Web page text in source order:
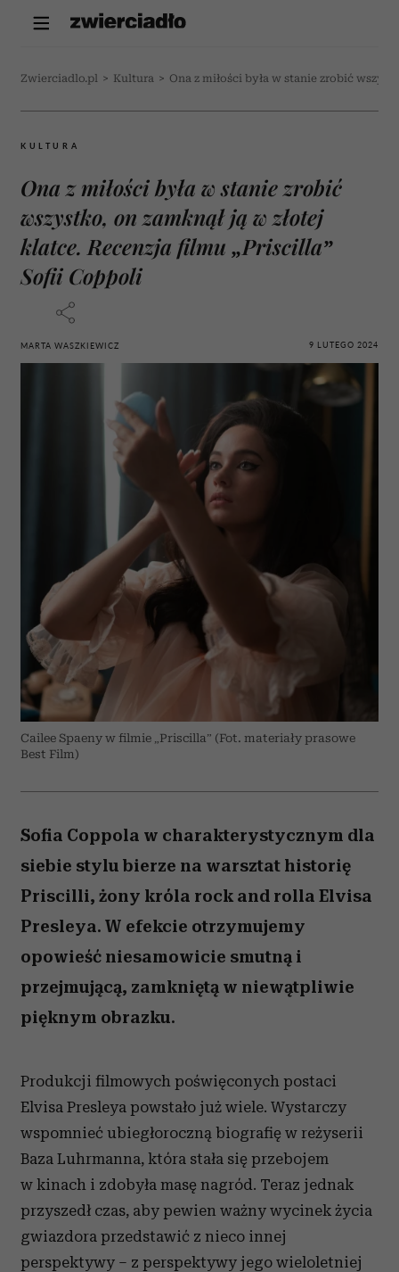
Zwierciadlo.pl > Kultura > Ona z miłości była w stanie zrobić
KULTURA
Ona z miłości była w stanie zrobić
wszystko, on zamknął ją w złotej
klatce. Recenzja filmu „Priscilla”
Sofii Coppoli
MARTA WASZKIEWICZ 9 LUTEGO 2024
Cailee Spaeny w filmie „Priscilla” (Fot. materiały prasowe
Best Film)
Sofia Coppola w charakterystycznym dla
siebie stylu bierze na warsztat historię
Priscilli, żony króla rock and rolla Elvisa
Presleya. W efekcie otrzymujemy
opowieść niesamowicie smutną i
przejmującą, zamkniętą w niewątpliwie
pięknym obrazku.
Produkcji filmowych poświęconych postaci
Elvisa Presleya powstało już wiele. Wystarczy
wspomnieć ubiegłoroczną biografię w reżyserii
Baza Luhrmanna, która stała się przebojem
w kinach i zdobyła masę nagród. Teraz jednak
przyszedł czas, aby pewien ważny wycinek życia
gwiazdora przedstawić z nieco innej
perspektywy – z perspektywy jego wieloletniej